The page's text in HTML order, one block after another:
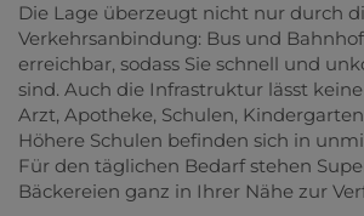
Die Lage überzeugt nicht nur durch
Verkehrsanbindung: Bus und
erreichbar, sodass Sie schnell und
sind. Auch die Infrastruktur lässt
Arzt, Apotheke, Schulen,
Höhere Schulen befinden sich in
Für den täglichen Bedarf stehen
Bäckereien ganz in Ihrer Nähe zur